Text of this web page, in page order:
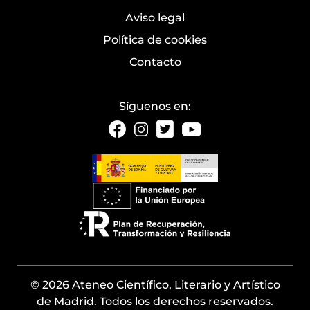
Aviso legal
Política de cookies
Contacto
Síguenos en:
© 2026 Ateneo Científico, Literario y Artístico
de Madrid. Todos los derechos reservados.